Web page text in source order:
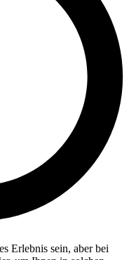
Erlebnis sein, aber bei